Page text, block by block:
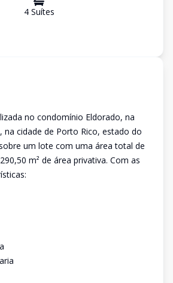
4Suítes
no condomínio Eldorado, na
na cidade de Porto Rico, estado do
um lote com uma área total de
m² de área privativa. Com as